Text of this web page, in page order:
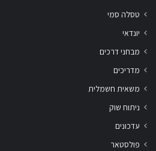
טסלה סמי
יונדאי
מבחני דרכים
מדריכים
משאית חשמלית
ניתוח שוק
עדכונים
פולסטאר